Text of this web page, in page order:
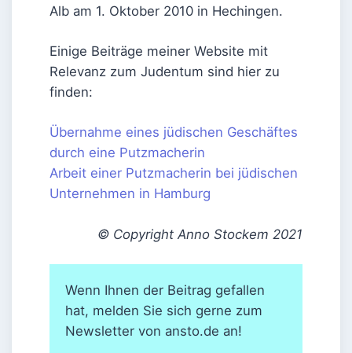
Alb am 1. Oktober 2010 in Hechingen.
Einige Beiträge meiner Website mit
Relevanz zum Judentum sind hier zu
finden:
Übernahme eines jüdischen Geschäftes
durch eine Putzmacherin
Arbeit einer Putzmacherin bei jüdischen
Unternehmen in Hamburg
© Copyright Anno Stockem 2021
Wenn Ihnen der Beitrag gefallen
hat, melden Sie sich gerne zum
Newsletter von ansto.de an!